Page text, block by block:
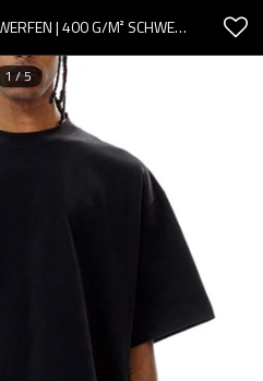
LÄSSIGE T-SHIRTS ENTWERFEN | 400 G/M² SCHWERE BAUMWOLLE, ÜBERGROSSE STREETWEAR-T-SHIRTS FÜR HERREN
1/5